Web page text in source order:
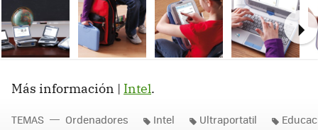
Más información | Intel.
TEMAS Ordenadores Intel Ultraportatil